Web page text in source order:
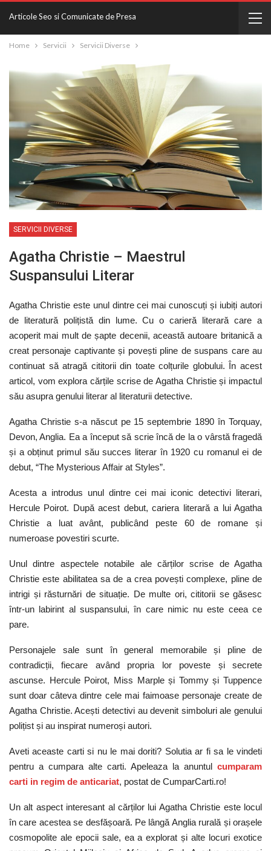
Articole Seo si Comunicate de Presa
Home Servicii Servicii Diverse
SERVICII DIVERSE
Agatha Christie – Maestrul
Suspansului Literar
Agatha Christie este unul dintre cei mai cunoscuți și iubiți autori
de literatură polițistă din lume. Cu o carieră literară care a
acoperit mai mult de șapte decenii, această autoare britanică a
creat personaje captivante și povești pline de suspans care au
continuat să atragă cititorii din toate colțurile globului. În acest
articol, vom explora cărțile scrise de Agatha Christie și impactul
său asupra genului literar al literaturii detective.
Agatha Christie s-a născut pe 15 septembrie 1890 în Torquay,
Devon, Anglia. Ea a început să scrie încă de la o vârstă fragedă
și a obținut primul său succes literar în 1920 cu romanul ei de
debut, “The Mysterious Affair at Styles”.
Acesta a introdus unul dintre cei mai iconic detectivi literari,
Hercule Poirot. După acest debut, cariera literară a lui Agatha
Christie a luat avânt, publicând peste 60 de romane și
numeroase povestiri scurte.
Unul dintre aspectele notabile ale cărților scrise de Agatha
Christie este abilitatea sa de a crea povești complexe, pline de
intrigi și răsturnări de situație. De multe ori, cititorii se găsesc
într-un labirint al suspansului, în care nimic nu este ceea ce
pare.
Personajele sale sunt în general memorabile și pline de
contradicții, fiecare având propria lor poveste și secrete
ascunse. Hercule Poirot, Miss Marple și Tommy și Tuppence
sunt doar câteva dintre cele mai faimoase personaje create de
Agatha Christie. Acești detectivi au devenit simboluri ale genului
polițist și au inspirat numeroși autori.
Aveti aceaste carti si nu le mai doriti? Solutia ar fi sa le vindeti
pentru a cumpara alte carti. Apeleaza la anuntul cumparam
carti in regim de anticariat, postat de CumparCarti.ro!
Un alt aspect interesant al cărților lui Agatha Christie este locul
în care acestea se desfășoară. Pe lângă Anglia rurală și orașele
cosmopolite ale epocii sale, ea a explorat și alte locuri exotice